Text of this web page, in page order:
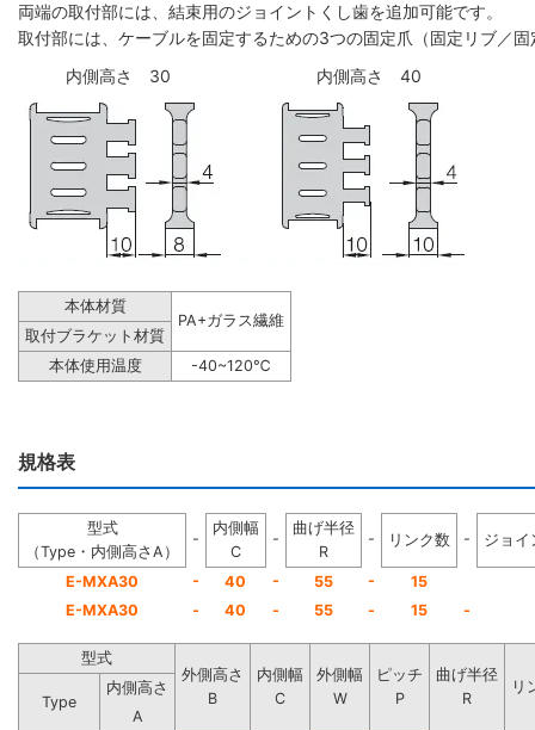
両端の取付部には、結束用のジョイントくし歯を追加可能です。
取付部には、ケーブルを固定するための3つの固定爪（固定リブ／
内側高さ 30
内側高さ 40
本体材質
PA+ガラス繊維
取付ブラケット材質
本体使用温度
-40~120℃
規格表
型式
（Type・内側高さA）
-
内側幅
C
-
曲げ半径
R
- リンク数 - ジョイ
E-MXA30 - 40 - 55 -
15
E-MXA30
- 40 - 55 - 15 -
型式
外側高さ
B
内側幅
C
外側幅
W
ピッチ
P
曲げ半径
R
リ
Type
内側高さ
A